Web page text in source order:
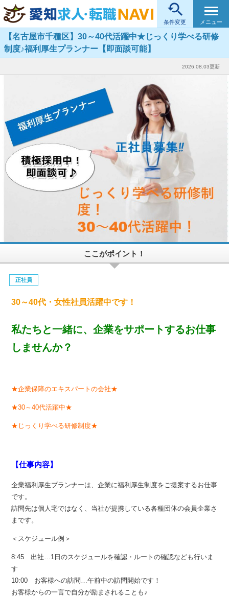

条件変更 メニュー
【名古屋市千種区】30～40代活躍中★じっくり学べる研修
制度♪福利厚生プランナー【即面談可能】
2026.08.03更新
ここがポイント！
正社員
30～40代・女性社員活躍中です！
私たちと一緒に、企業をサポートするお仕事
しませんか？
★企業保障のエキスパートの会社★
★30～40代活躍中★
★じっくり学べる研修制度★
【仕事内容】
企業福利厚生プランナーは、企業に福利厚生制度をご提案するお仕事
です。
訪問先は個人宅ではなく、当社が提携している各種団体の会員企業さ
まです。
＜スケジュール例＞
8:45 出社…1日のスケジュールを確認・ルートの確認なども行いま
す
10:00 お客様への訪問…午前中の訪問開始です！
お客様からの一言で自分が励まされることも♪